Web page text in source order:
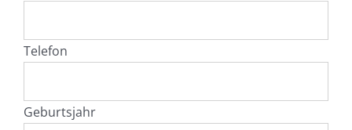
Telefon
Geburtsjahr